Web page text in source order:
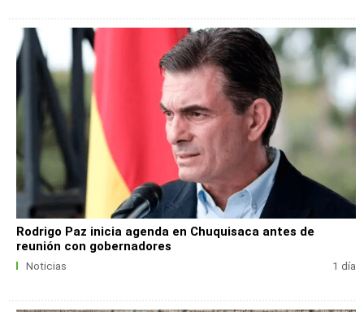
Rodrigo Paz inicia agenda en Chuquisaca antes de
reunión con gobernadores
Noticias 1 día